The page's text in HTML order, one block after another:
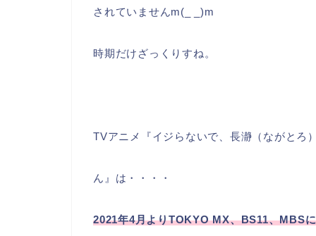
されていませんm(_ _)m
時期だけざっくりすね。
TVアニメ『イジらないで、長瀞（ながとろ
ん』は・・・・
2021年4月よりTOKYO MX、BS11、MBS